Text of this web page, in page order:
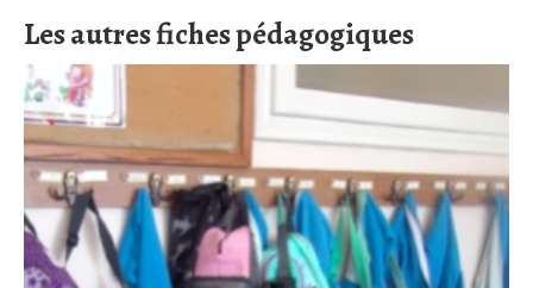
Les autres fiches pédagogiques